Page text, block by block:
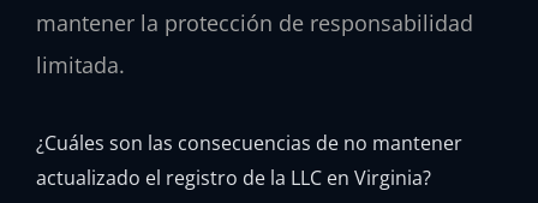
mantener la protección de responsabilidad
limitada.
¿Cuáles son las consecuencias de no mantener
actualizado el registro de la LLC en Virginia?